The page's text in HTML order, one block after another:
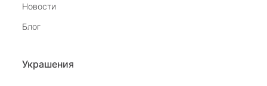
Новости
Блог
Украшения